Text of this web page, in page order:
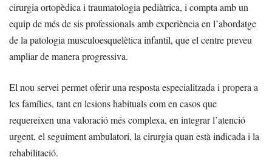
cirurgia ortopèdica i traumatologia pediàtrica, i compta amb un
equip de més de sis professionals amb experiència en l’abordatge
de la patologia musculoesquelètica infantil, que el centre preveu
ampliar de manera progressiva.
El nou servei permet oferir una resposta especialitzada i propera a
les famílies, tant en lesions habituals com en casos que
requereixen una valoració més complexa, en integrar l’atenció
urgent, el seguiment ambulatori, la cirurgia quan està indicada i la
rehabilitació.